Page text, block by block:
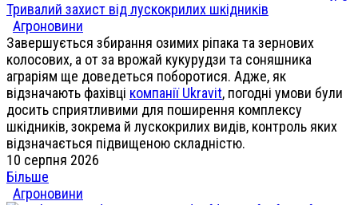
Тривалий захист від лускокрилих шкідників
Агроновини
Завершується збирання озимих ріпака та зернових
колосових, а от за врожай кукурудзи та соняшника
аграріям ще доведеться поборотися. Адже, як
відзначають фахівці компанії Ukravit, погодні умови були
досить сприятливими для поширення комплексу
шкідників, зокрема й лускокрилих видів, контроль яких
відзначається підвищеною складністю.
10 серпня 2026
Більше
Агроновини